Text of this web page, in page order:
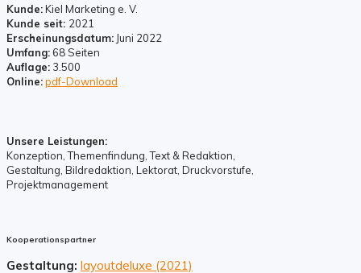
Kunde:Kiel Marketing e. V.
Kunde seit: 2021
Erscheinungsdatum: Juni 2022
Umfang:68 Seiten
Auflage: 3.500
Online:pdf-Download
Unsere Leistungen:
Konzeption, Themenfindung, Text & Redaktion,
Gestaltung, Bildredaktion, Lektorat, Druckvorstufe,
Projektmanagement
Kooperationspartner
Gestaltung: layoutdeluxe (2021)